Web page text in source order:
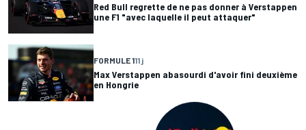
Red Bull regrette de ne pas donner à Verstappen
une F1 "avec laquelle il peut attaquer"
FORMULE 111 j
Max Verstappen abasourdi d'avoir fini deuxième
en Hongrie